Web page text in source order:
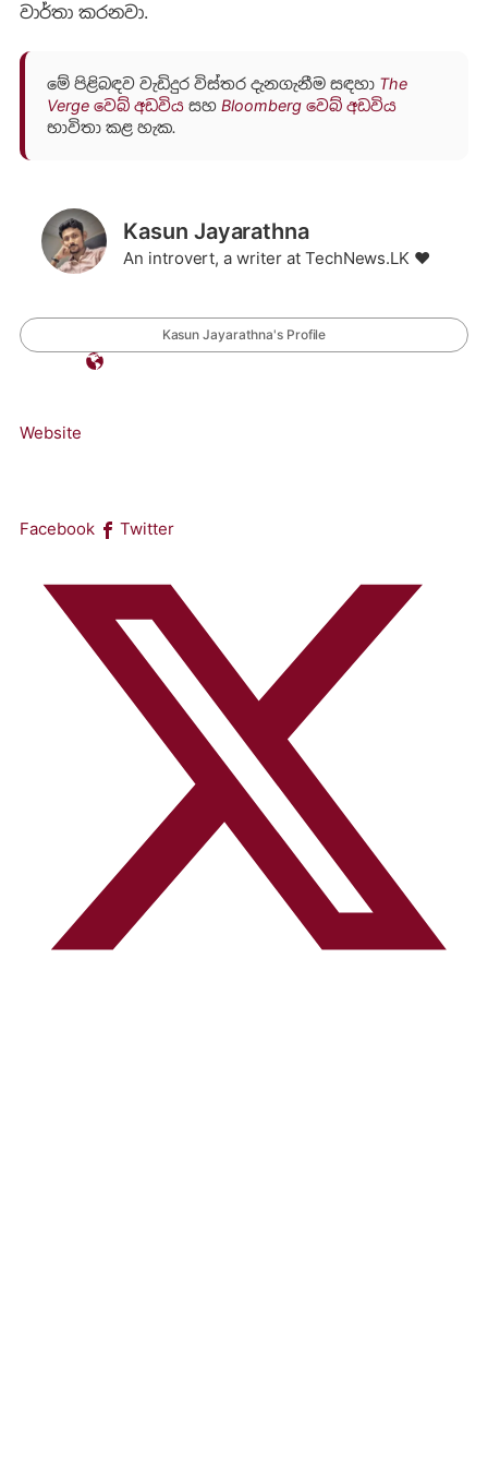
වාර්තා කරනවා.
මේ පිළිබඳව වැඩිදුර විස්තර දැනගැනීම සඳහා The
Verge වෙබ් අඩවියසහ Bloomberg වෙබ් අඩවිය
භාවිතා කළ හැක.
Kasun Jayarathna
An introvert, a writer at TechNews.LK ❤️
Kasun Jayarathna's Profile
Website
Facebook Twitter